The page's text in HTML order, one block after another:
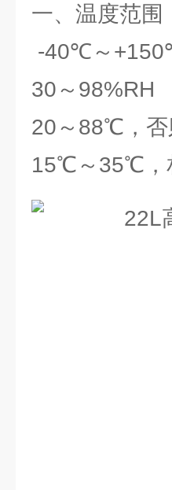
一、温度范围
-40℃～
30～98%RH
20～88℃，否
15℃～35℃，